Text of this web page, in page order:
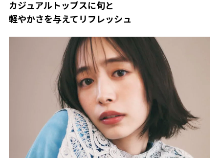
カジュアルトップスに旬と
軽やかさを与えてリフレッシュ